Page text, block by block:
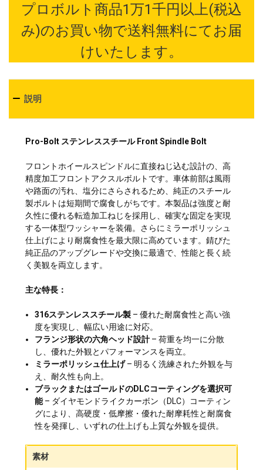
プロボルト商品1万1千円以上(税込
み)のお買い物で送料無料にてお届
けいたします。
説明
Pro-Bolt ステンレススチール Front Spindle Bolt
フロントホイールスピンドルに直接ねじ込む設計の、高
精度加工フロントアクスルボルトです。車体前部は風雨
や路面の汚れ、塩分にさらされるため、純正のスチール
製ボルトは短期間で腐食しがちです。本製品は強度と耐
久性に優れる転造加工ねじを採用し、確実な固定を実現
する一体型ワッシャーを装備。さらにミラーポリッシュ
仕上げにより耐腐食性を最大限に高めています。錆びた
純正品のアップグレードや交換に最適で、性能と長く続
く美観を両立します。
主な特長：
316ステンレススチール製 – 優れた耐腐食性と高い強
度を実現し、幅広い用途に対応。
フランジ形状の六角ヘッド設計– 荷重を均一に分散
し、優れた外観とパフォーマンスを両立。
ミラーポリッシュ仕上げ– 明るく洗練された外観を与
え、耐久性も向上。
ブラックまたはゴールドのDLCコーティングを選択可
能– ダイヤモンドライクカーボン（DLC）コーティン
グにより、高硬度・低摩擦・優れた耐摩耗性と耐腐食
性を発揮し、いずれの仕上げも上質な外観を提供。
素材